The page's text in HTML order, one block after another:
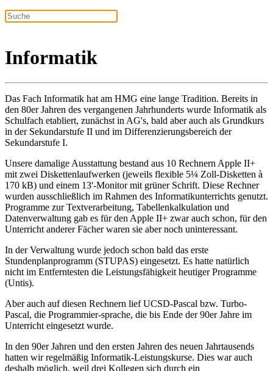
Informatik
Das Fach Informatik hat am HMG eine lange Tradition. Bereits in
den 80er Jahren des vergangenen Jahrhunderts wurde Informatik als
Schulfach etabliert, zunächst in AG's, bald aber auch als Grundkurs
in der Sekundarstufe II und im Differenzierungsbereich der
Sekundarstufe I.
Unsere damalige Ausstattung bestand aus 10 Rechnern Apple II+
mit zwei Diskettenlaufwerken (jeweils flexible 5¼ Zoll-Disketten à
170 kB) und einem 13'-Monitor mit grüner Schrift. Diese Rechner
wurden ausschließlich im Rahmen des Informatikunterrichts genutzt.
Programme zur Textverarbeitung, Tabellenkalkulation und
Datenverwaltung gab es für den Apple II+ zwar auch schon, für den
Unterricht anderer Fächer waren sie aber noch uninteressant.
In der Verwaltung wurde jedoch schon bald das erste
Stundenplanprogramm (STUPAS) eingesetzt. Es hatte natürlich
nicht im Entferntesten die Leistungsfähigkeit heutiger Programme
(Untis).
Aber auch auf diesen Rechnern lief UCSD-Pascal bzw. Turbo-
Pascal, die Programmier-sprache, die bis Ende der 90er Jahre im
Unterricht eingesetzt wurde.
In den 90er Jahren und den ersten Jahren des neuen Jahrtausends
hatten wir regelmäßig Informatik-Leistungskurse. Dies war auch
deshalb möglich, weil drei Kollegen sich durch ein